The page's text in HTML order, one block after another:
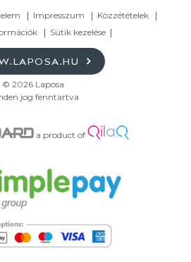
Impresszum
Közzétételek
Sütik kezelése
© 2026 Laposa
jog fenntartva
a product of